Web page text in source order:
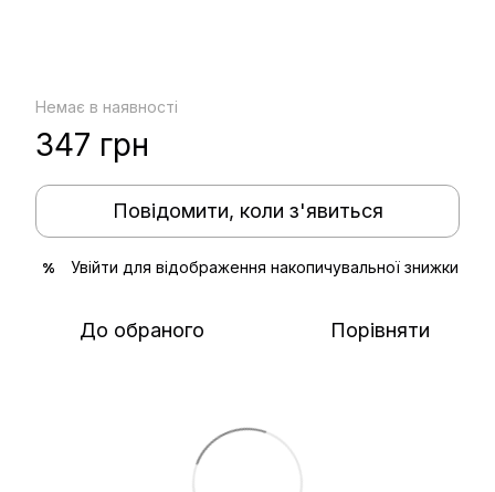
Немає в наявності
347 грн
Повідомити, коли з'явиться
% Увійти для відображення накопичувальної знижки
До обраного Порівняти